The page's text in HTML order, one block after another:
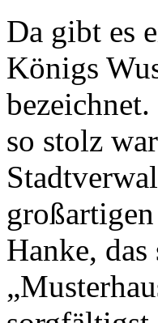
Da gibt es
Königs
so stolz
Hanke,